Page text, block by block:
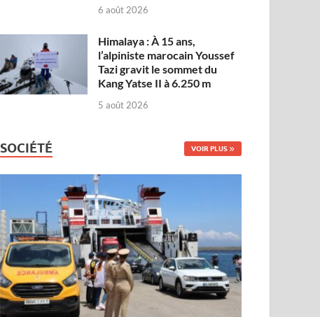
6 août 2026
Himalaya : À 15 ans,
l’alpiniste marocain Youssef
Tazi gravit le sommet du
Kang Yatse II à 6.250 m
5 août 2026
SOCIÉTÉ VOIR PLUS